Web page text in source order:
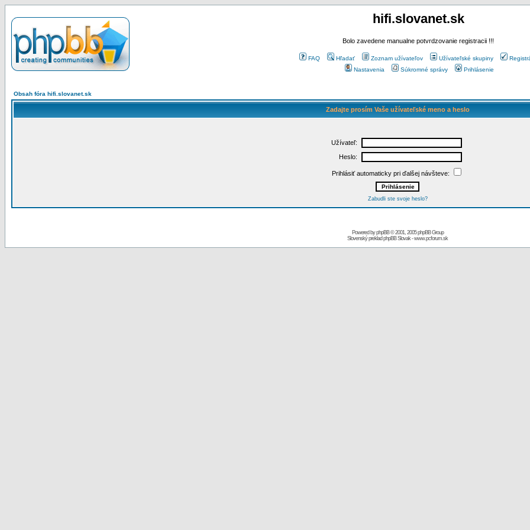
hifi.slovanet.sk
Bolo zavedene manualne potvrdzovanie registracii !!!
FAQ Hľadať Zoznam užívateľov Užívateľské skupiny
Nastavenia
Súkromné správy Prihlásenie
Obsah fóra hifi.slovanet.sk
Zadajte prosím Vaše užívateľské meno a heslo
Užívateľ:
Heslo:
Prihlásiť automaticky pri ďalšej návšteve:
Zabudli ste svoje heslo?
Powered byphpBB© 2001, 2005 phpBB Group
Slovenský preklad phpBB Slovak-www.pcforum.sk